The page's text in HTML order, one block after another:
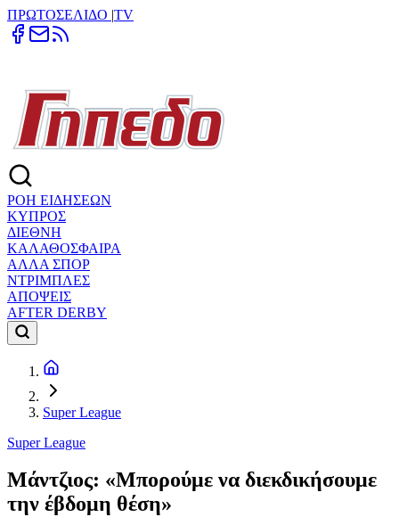
ΠΡΩΤΟΣΕΛΙΔΟ |TV
ΡΟΗ ΕΙΔΗΣΕΩΝ
ΚΥΠΡΟΣ
ΔΙΕΘΝΗ
ΚΑΛΑΘΟΣΦΑΙΡΑ
ΑΛΛΑ ΣΠΟΡ
ΝΤΡΙΜΠΛΕΣ
ΑΠΟΨΕΙΣ
AFTER DERBY
Super League
Super League
Μάντζιος: «Μπορούμε να διεκδικήσουμε
την έβδομη θέση»